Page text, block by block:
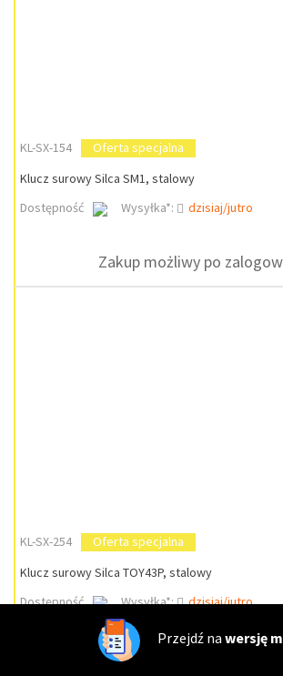
KL-SX-154
Oferta specjalna
Klucz surowy Silca SM1, stalowy
Dostępność
Wysyłka*: dzisiaj/jutro
Zakup możliwy po
KL-SX-254
Oferta specjalna
Klucz surowy Silca TOY43P, stalowy
Dostępność
Wysyłka*: dzisiaj/jutro
Zakup możliwy po
Przejdź na wersję